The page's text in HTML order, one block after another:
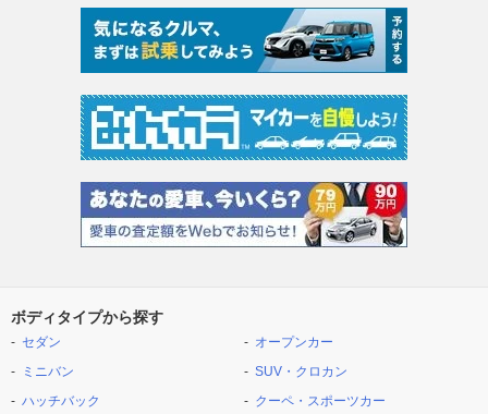
ボディタイプから探す
セダン
ミニバン
ハッチバック
オープンカー
SUV・クロカン
クーペ・スポーツカー